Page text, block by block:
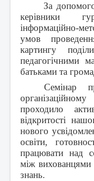
За
керівники
інформаційно-
умов
картингу
педагогічними
батьками та
Семінар
проходило
відкритості
нового
освіти,
працювати над
між
знань.